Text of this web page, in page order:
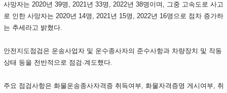
사망자는 2020년 39명, 2021년 33명, 2022년 38명이며, 그중 고속도로 사고
로 인한 사망자는 2020년 14명, 2021년 15명, 2022년 16명으로 점차 증가하
는 추세라고 밝혔다.
안전지도점검은 운송사업자 및 운수종사자의 준수사항과 차량장치 및 작동
상태 등을 전반적으로 점검·계도했다.
주요 점검사항은 화물운송종사자격증 취득여부, 화물자격증명 게시여부, 취